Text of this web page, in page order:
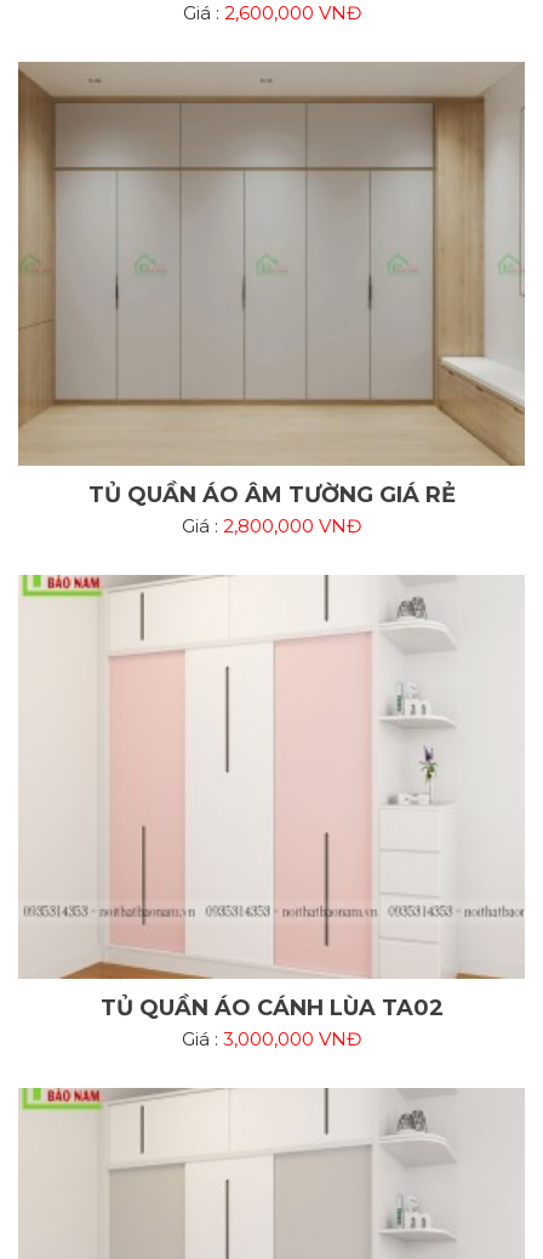
Giá : 2,600,000 VNĐ
TỦ QUẦN ÁO ÂM TƯỜNG GIÁ RẺ
Giá : 2,800,000 VNĐ
TỦ QUẦN ÁO CÁNH LÙA TA02
Giá : 3,000,000 VNĐ